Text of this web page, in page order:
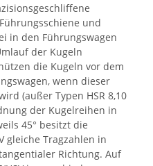
und
in den Führungswagen
der Kugeln
die Kugeln vor dem
wenn dieser
(außer Typen HSR 8,10
der Kugelreihen in
45° besitzt die
gleiche Tragzahlen in
Richtung. Auf